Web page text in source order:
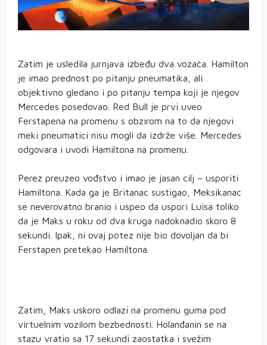
Zatim je usledila jurnjava izbeđu dva vozača. Hamilton
je imao prednost po pitanju pneumatika, ali
objektivno gledano i po pitanju tempa koji je njegov
Mercedes posedovao. Red Bull je prvi uveo
Ferstapena na promenu s obzirom na to da njegovi
meki pneumatici nisu mogli da izdrže više. Mercedes
odgovara i uvodi Hamiltona na promenu.
Perez preuzeo vođstvo i imao je jasan cilj – usporiti
Hamiltona. Kada ga je Britanac sustigao, Meksikanac
se neverovatno branio i uspeo da uspori Luisa toliko
da je Maks u roku od dva kruga nadoknadio skoro 8
sekundi. Ipak, ni ovaj potez nije bio dovoljan da bi
Ferstapen pretekao Hamiltona.
Zatim, Maks uskoro odlazi na promenu guma pod
virtuelnim vozilom bezbednosti. Holanđanin se na
stazu vratio sa 17 sekundi zaostatka i svežim